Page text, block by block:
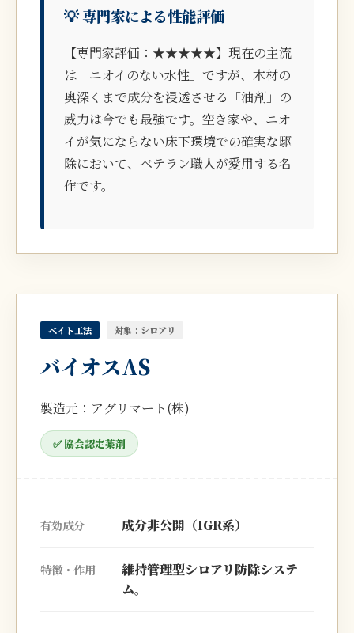
💡 専門家による性能評価
【専門家評価：★★★★★】現在の主流
は「ニオイのない水性」ですが、木材の
奥深くまで成分を浸透させる「油剤」の
威力は今でも最強です。空き家や、ニオ
イが気にならない床下環境での確実な駆
除において、ベテラン職人が愛用する名
作です。
ベイト工法 対象：シロアリ
バイオスAS
製造元：アグリマート(株)
✅ 協会認定薬剤
有効成分 成分非公開（IGR系）
特徴・作用
維持管理型シロアリ防除システ
ム。